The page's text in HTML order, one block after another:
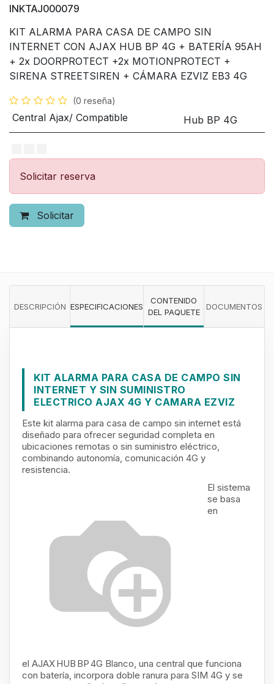
INKTAJ000079
KIT ALARMA PARA CASA DE CAMPO SIN
INTERNET CON AJAX HUB BP 4G + BATERÍA 95AH
+ 2x DOORPROTECT +2x MOTIONPROTECT +
SIRENA STREETSIREN + CÁMARA EZVIZ EB3 4G
(0 reseña)
Central Ajax/ Compatible Hub BP 4G
Solicitar reserva
Solicitar
DESCRIPCIÓN ESPECIFICACIONES
CONTENIDO
DEL PAQUETE
DOCUMENTOS
KIT ALARMA PARA CASA DE CAMPO SIN
INTERNET Y SIN SUMINISTRO
ELECTRICO AJAX 4G Y CAMARA EZVIZ
Este kit alarma para casa de campo sin internet está
diseñado para ofrecer seguridad completa en
ubicaciones remotas o sin suministro eléctrico,
combinando autonomía, comunicación 4G y
resistencia.
El sistema
se basa
en
el AJAX HUB BP 4G Blanco, una central que funciona
con batería, incorpora doble ranura para SIM 4G y se